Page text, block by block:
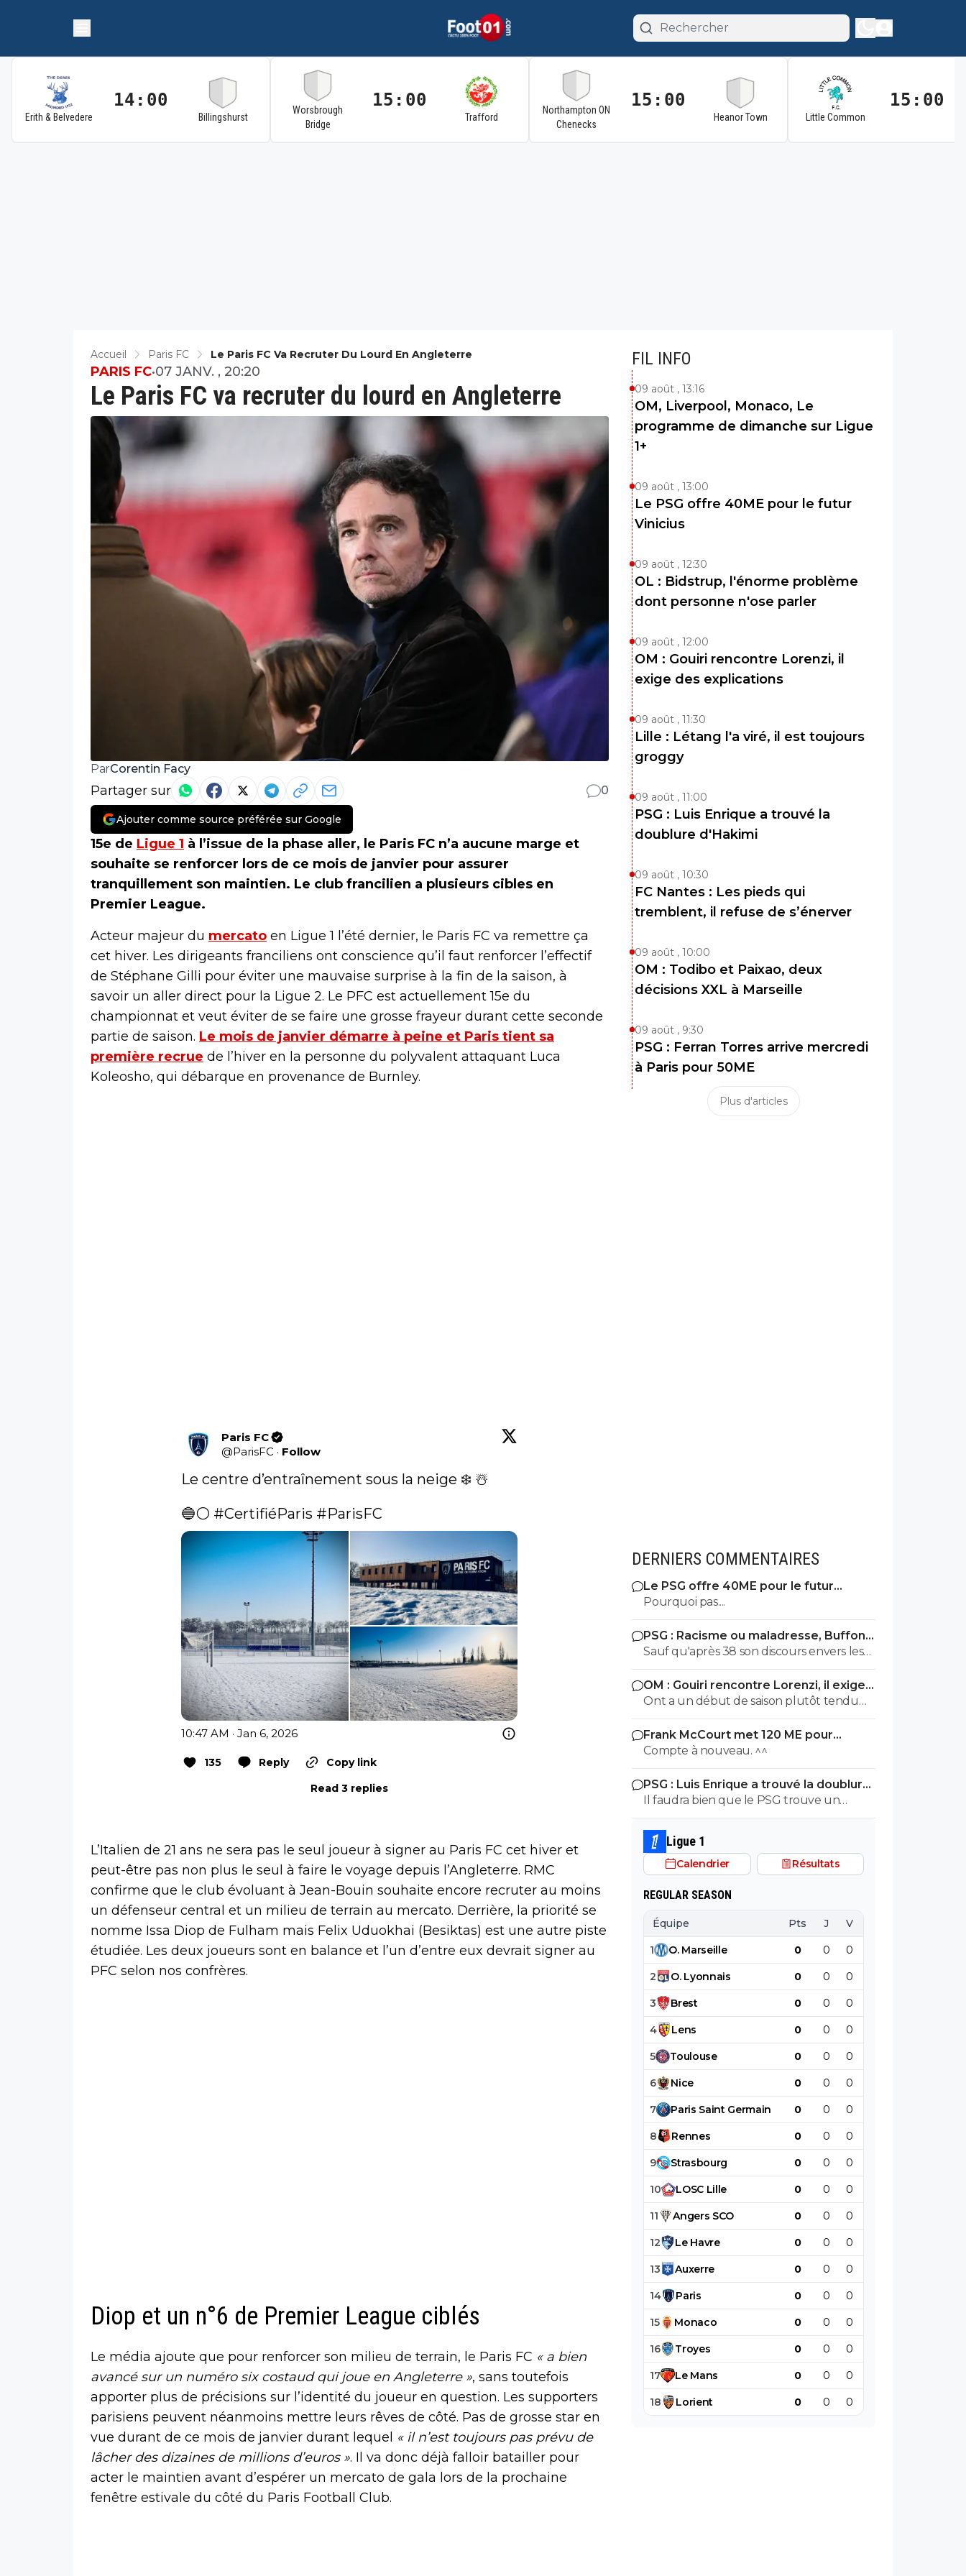
Erith & Belvedere
14:00
Billingshurst
Worsbrough
Bridge
15:00
Trafford
Northampton ON
Chenecks
15:00
Heanor Town Little Common
15:00
Accueil Paris FC Le Paris FC Va Recruter Du Lourd En Angleterre
Le Paris FC va recruter du lourd en Angleterre
PARIS FC•07 JANV. , 20:20
ParCorentin Facy
Partager sur 0
Ajouter comme source préférée sur Google
15e de Ligue 1 à l’issue de la phase aller, le Paris FC n’a aucune marge et
souhaite se renforcer lors de ce mois de janvier pour assurer
tranquillement son maintien. Le club francilien a plusieurs cibles en
Premier League.
Acteur majeur du mercato en Ligue 1 l’été dernier, le Paris FC va remettre ça
cet hiver. Les dirigeants franciliens ont conscience qu’il faut renforcer l’effectif
de Stéphane Gilli pour éviter une mauvaise surprise à la fin de la saison, à
savoir un aller direct pour la Ligue 2. Le PFC est actuellement 15e du
championnat et veut éviter de se faire une grosse frayeur durant cette seconde
partie de saison. Le mois de janvier démarre à peine et Paris tient sa
première recrue de l’hiver en la personne du polyvalent attaquant Luca
Koleosho, qui débarque en provenance de Burnley.
Paris FC
@ParisFC · Follow
Le centre d’entraînement sous la neige ❄️ ☃️
🔵⚪️ #CertifiéParis #ParisFC
10:47 AM · Jan 6, 2026
135 Reply
Copy link
Read 3 replies
L’Italien de 21 ans ne sera pas le seul joueur à signer au Paris FC cet hiver et
peut-être pas non plus le seul à faire le voyage depuis l’Angleterre. RMC
confirme que le club évoluant à Jean-Bouin souhaite encore recruter au moins
un défenseur central et un milieu de terrain au mercato. Derrière, la priorité se
nomme Issa Diop de Fulham mais Felix Uduokhai (Besiktas) est une autre piste
étudiée. Les deux joueurs sont en balance et l’un d’entre eux devrait signer au
PFC selon nos confrères.
Diop et un n°6 de Premier League ciblés
Le média ajoute que pour renforcer son milieu de terrain, le Paris FC « a bien
avancé sur un numéro six costaud qui joue en Angleterre », sans toutefois
apporter plus de précisions sur l’identité du joueur en question. Les supporters
parisiens peuvent néanmoins mettre leurs rêves de côté. Pas de grosse star en
vue durant de ce mois de janvier durant lequel « il n’est toujours pas prévu de
lâcher des dizaines de millions d’euros ». Il va donc déjà falloir batailler pour
acter le maintien avant d’espérer un mercato de gala lors de la prochaine
fenêtre estivale du côté du Paris Football Club.
FIL INFO
09 août , 13:16
OM, Liverpool, Monaco, Le
programme de dimanche sur Ligue
1+
09 août , 13:00
Le PSG offre 40ME pour le futur
Vinicius
09 août , 12:30
OL : Bidstrup, l'énorme problème
dont personne n'ose parler
09 août , 12:00
OM : Gouiri rencontre Lorenzi, il
exige des explications
09 août , 11:30
Lille : Létang l'a viré, il est toujours
groggy
09 août , 11:00
PSG : Luis Enrique a trouvé la
doublure d'Hakimi
09 août , 10:30
FC Nantes : Les pieds qui
tremblent, il refuse de s’énerver
09 août , 10:00
OM : Todibo et Paixao, deux
décisions XXL à Marseille
09 août , 9:30
PSG : Ferran Torres arrive mercredi
à Paris pour 50ME
Plus d'articles
DERNIERS COMMENTAIRES
Le PSG offre 40ME pour le futur
Vinicius
Pourquoi pas....
PSG : Racisme ou maladresse, Buffon
écarte Suzuki
Sauf qu'après 38 son discours envers les
juif et surtout les nouvelles loies
antisémites quil avait pondu étaient tout
autre que son discours de 1932 Espece de
benêt ,apres si tu cherche a avoir raison la
ou tu as tort alors je te laisse seul a ta
maladie mentale jai pas les facultés je suis
pas toubib ni psychiatre
OM : Gouiri rencontre Lorenzi, il exige
des explications
Ont a un début de saison plutôt tendu
en plus
Frank McCourt met 120 ME pour
sauver l’OM !
Compte à nouveau. ^^
PSG : Luis Enrique a trouvé la doublure
d'Hakimi
Il faudra bien que le PSG trouve un
remplaçant à Achraf Hakimi... vu qu'il
risque de se retrouver en prison pour viol
durant cette saison.
Ligue 1
Calendrier Résultats
REGULAR SEASON
Équipe Pts J V
1 O. Marseille 0 0 0
2 O. Lyonnais 0 0 0
3 Brest 0 0 0
4 Lens 0 0 0
5 Toulouse 0 0 0
6 Nice 0 0 0
7 Paris Saint Germain 0 0 0
8 Rennes 0 0 0
9 Strasbourg 0 0 0
10 LOSC Lille 0 0 0
11 Angers SCO 0 0 0
12 Le Havre 0 0 0
13 Auxerre 0 0 0
14 Paris 0 0 0
15 Monaco 0 0 0
16 Troyes 0 0 0
17 Le Mans 0 0 0
18 Lorient 0 0 0